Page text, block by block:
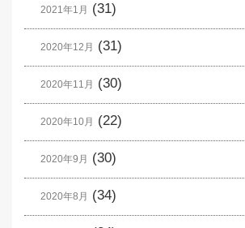
2021年1月 (31)
2020年12月 (31)
2020年11月 (30)
2020年10月 (22)
2020年9月 (30)
2020年8月 (34)